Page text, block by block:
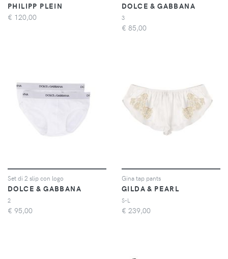
PHILIPP PLEIN
€ 120,00
DOLCE & GABBANA
3
€ 85,00
Set di 2 slip con logo
DOLCE & GABBANA
2
€ 95,00
Gina tap pants
GILDA & PEARL
S-L
€ 239,00